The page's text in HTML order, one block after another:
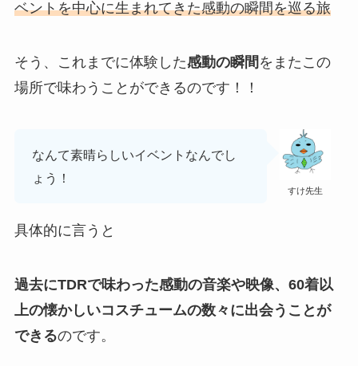
ベントを中心に生まれてきた感動の瞬間を巡る旅
そう、これまでに体験した感動の瞬間 をまたこの
場所で味わうことができるのです！！
すけ先生
なんて素晴らしいイベントなんでし
ょう！
具体的に言うと
過去にTDRで味わった感動の音楽や映像、60着以
上の懐かしいコスチュームの数々に出会うことが
できるのです。